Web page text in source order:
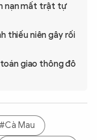
nạn mất trật tự
thiếu niên gây rối
toán giao thông đô
#Cà Mau